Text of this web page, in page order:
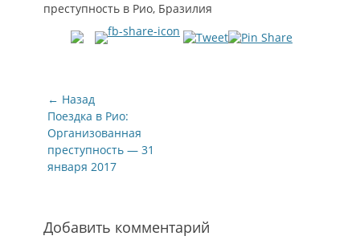
преступность в Рио, Бразилия
Навигация
по
записям
← Назад
Предыдущая
запись:
Поездка в Рио:
Организованная
преступность — 31
января 2017
Добавить комментарий